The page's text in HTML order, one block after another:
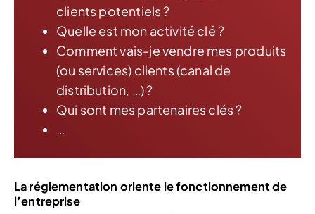
clients potentiels ?
Quelle est mon activité clé ?
Comment vais-je vendre mes produits
(ou services) clients (canal de
distribution, …) ?
Qui sont mes partenaires clés ?
La réglementation oriente le fonctionnement de
l’entreprise